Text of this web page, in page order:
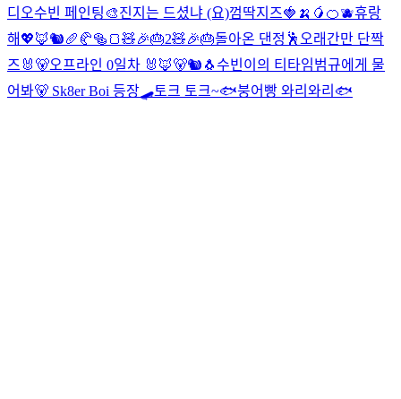
디오수빈 페인팅🎨진지는 드셨냐 (요)껌딱지즈🍓🍌🥭🍊🫐휴랑
해💖🦊🐿🥖🥐🥯🍞🧸🎉🎂2🧸🎉🎂돌아온 댄정🕺 오래간만 단짝
즈🐰🐻오프라인 0일차 🐰🦊🐻🐿🐧수빈이의 티타임범규에게 물
어봐🐻 Sk8er Boi 등장🛹토크 토크~🐟붕어빵 와리와리🐟